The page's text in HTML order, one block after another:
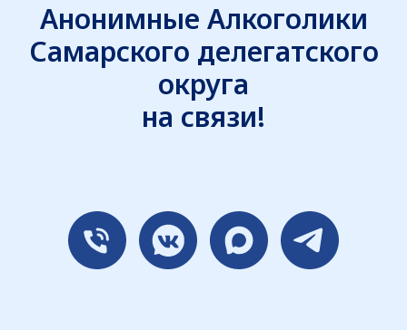
Анонимные Алкоголики
Самарского делегатского
округа
на связи!